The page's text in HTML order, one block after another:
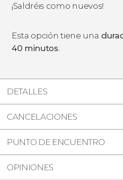
¡Saldréis como nuevos!
Esta opción tiene una
40 minutos.
DETALLES
CANCELACIONES
PUNTO DE ENCUENTRO
OPINIONES